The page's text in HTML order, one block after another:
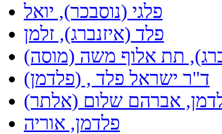
פלגי (נוסבכר), יואל
פלד (איזנברג), זלמן
תת אלוף משה (מוסה)
(פלדמן) , ד"ר ישראל פלד
אברהם שלום (אלתר)
פלדמן, אוריה